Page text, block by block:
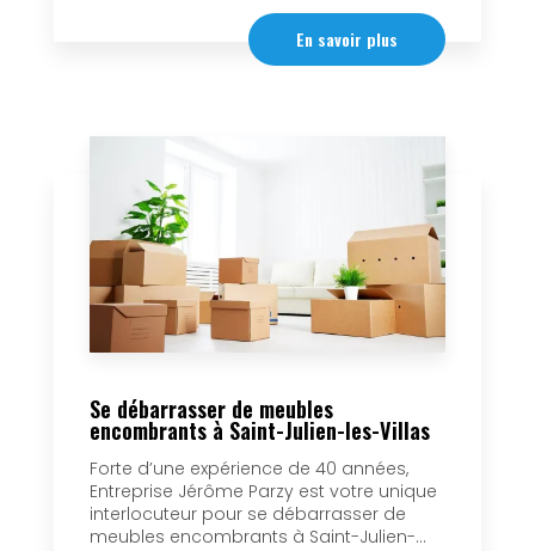
En savoir plus
Se débarrasser de meubles
encombrants à Saint-Julien-les-Villas
Forte d’une expérience de 40 années,
Entreprise Jérôme Parzy est votre unique
interlocuteur pour se débarrasser de
meubles encombrants à Saint-Julien-...